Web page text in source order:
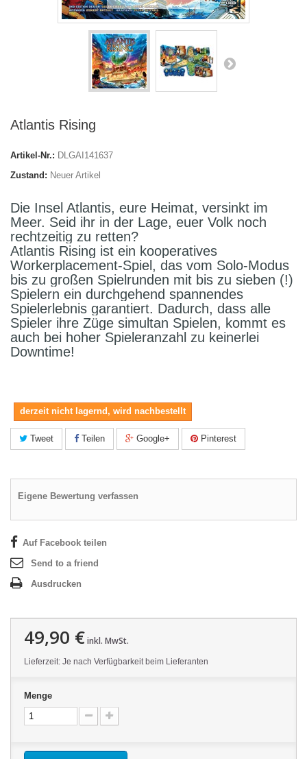
Atlantis Rising
Artikel-Nr.: DLGAI141637
Zustand: Neuer Artikel
Die Insel Atlantis, eure Heimat, versinkt im
Meer. Seid ihr in der Lage, euer Volk noch
rechtzeitig zu retten?
Atlantis Rising ist ein kooperatives
Workerplacement-Spiel, das vom Solo-Modus
bis zu großen Spielrunden mit bis zu sieben (!)
Spielern ein durchgehend spannendes
Spielerlebnis garantiert. Dadurch, dass alle
Spieler ihre Züge simultan Spielen, kommt es
auch bei hoher Spieleranzahl zu keinerlei
Downtime!
derzeit nicht lagernd, wird nachbestellt
Tweet Teilen Google+ Pinterest
Eigene Bewertung verfassen
Auf Facebook teilen
Send to a friend
Ausdrucken
49,90 €inkl. MwSt.
Lieferzeit: Je nach Verfügbarkeit beim Lieferanten
Menge